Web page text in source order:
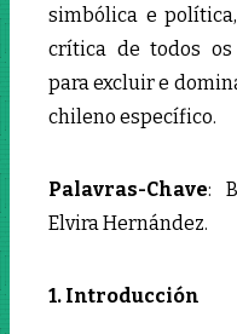
simbólica e
crítica de todos os
para excluir e
chileno específico.
Palavras-Chave:
Elvira Hernández.
1. Introducción